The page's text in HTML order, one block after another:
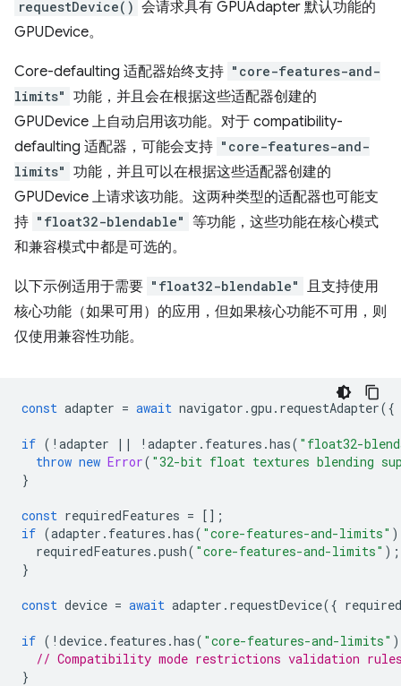
requestDevice() 会请求具有 GPUAdapter 默认功能的
GPUDevice。
Core-defaulting 适配器始终支持 "core-features-and-
limits" 功能，并且会在根据这些适配器创建的
GPUDevice 上自动启用该功能。对于 compatibility-
defaulting 适配器，可能会支持 "core-features-and-
limits" 功能，并且可以在根据这些适配器创建的
GPUDevice 上请求该功能。这两种类型的适配器也可能支
持 "float32-blendable" 等功能，这些功能在核心模式
和兼容模式中都是可选的。
以下示例适用于需要 "float32-blendable"
且支持使用
核心功能（如果可用）的应用，但如果核心功能不可用，则
仅使用兼容性功能。
const adapter = await navigator .gpu . requestAdapter({
if ( ! adapter || ! adapter . features .has( "float32-
throw new Error( "32-bit float textures blending
}
const requiredFeatures = [];
if (adapter . features .has( "core-features-and-limits"
requiredFeatures .push( "core-features-and-limits" );
}
const device = await adapter . requestDevice({
if ( ! device. features .has( "core-features-and-limits"
// Compatibility mode restrictions validation
}